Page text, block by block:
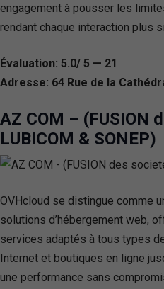
engagement à pousser les
rendant chaque interaction plus
Évaluation: 5.0/ 5 — 21
Adresse: 64 Rue de la
AZ COM – (FUSION
LUBICOM & SONEP)
OVHcloud se distingue comme
solutions d’hébergement web,
services adaptés à tous types
Internet et boutiques en ligne
une performance sans